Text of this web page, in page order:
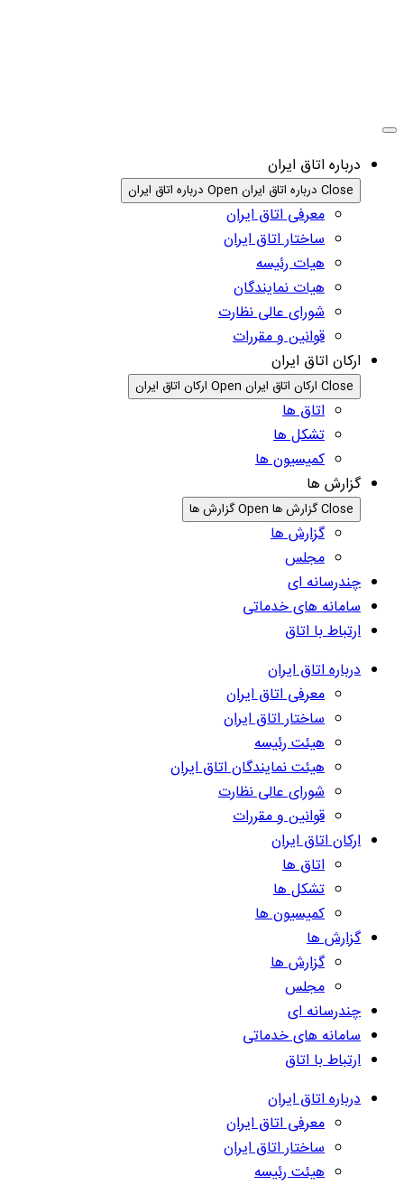
درباره اتاق ایران
Close درباره اتاق ایران Open درباره اتاق ایران
معرفی اتاق ایران
ساختار اتاق ایران
هیات رئیسه
هیات نمایندگان
شورای عالی نظارت
قوانین و مقررات
ارکان اتاق ایران
Close ارکان اتاق ایران Open ارکان اتاق ایران
اتاق ها
تشکل ها
کمیسیون ها
گزارش ها
Close گزارش ها Open گزارش ها
گزارش ها
مجلس
چندرسانه ای
سامانه های خدماتی
ارتباط با اتاق
درباره اتاق ایران
معرفی اتاق ایران
ساختار اتاق ایران
هیئت رئیسه
هیئت نمایندگان اتاق ایران
شورای عالی نظارت
قوانین و مقررات
ارکان اتاق ایران
اتاق ها
تشکل ها
کمیسیون ها
گزارش ها
گزارش ها
مجلس
چندرسانه ای
سامانه های خدماتی
ارتباط با اتاق
درباره اتاق ایران
معرفی اتاق ایران
ساختار اتاق ایران
هیئت رئیسه